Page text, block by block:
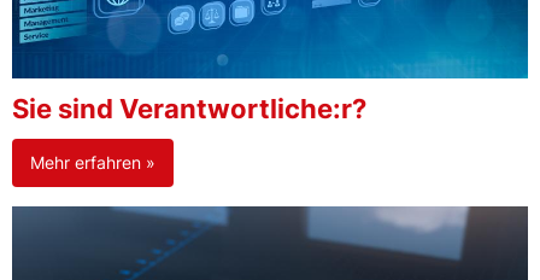
Sie sind Verantwortliche:r?
Mehr erfahren »